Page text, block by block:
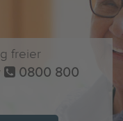
freier
0800 800